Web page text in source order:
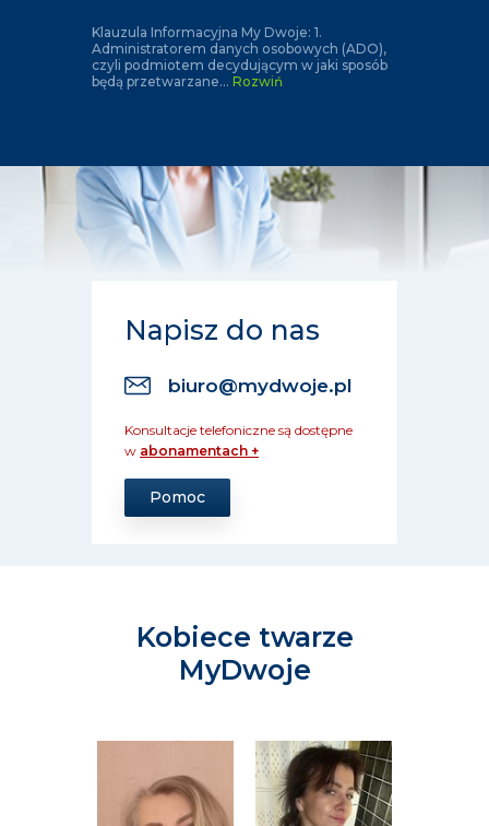
Klauzula Informacyjna My Dwoje: 1.
Administratorem danych osobowych (ADO),
czyli podmiotem decydującym w jaki sposób
będą przetwarzane... Rozwiń
Napisz do nas
biuro@mydwoje.pl
Konsultacje telefoniczne są dostępne
w abonamentach +
Pomoc
Kobiece twarze
MyDwoje